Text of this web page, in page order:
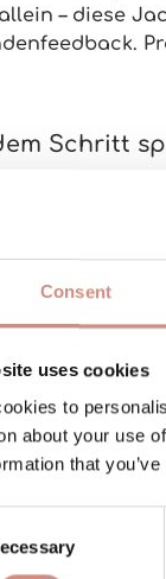
Consent
uses cookies
to
about your use
that
allein – diese
Schritt
Wichtige
sorgen dafür,
Sitz in
für
deinem Baby
Baby
anpassen.
hat dein Baby
für lange